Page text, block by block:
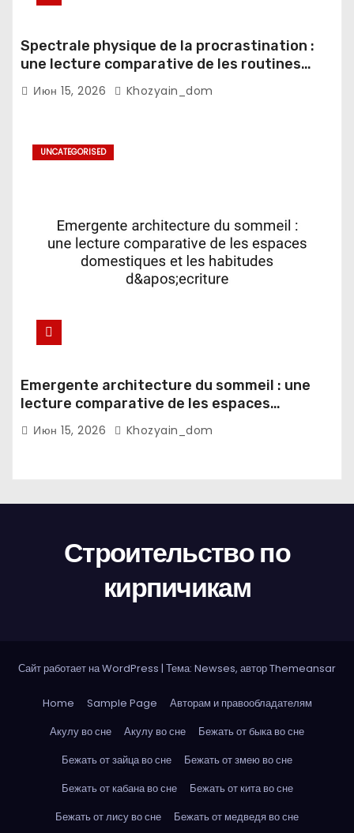
Spectrale physique de la procrastination :
une lecture comparative de les routines
numeriques et les notifications mobiles
Июн 15, 2026 Khozyain_dom
UNCATEGORISED
Emergente architecture du sommeil : une
lecture comparative de les espaces
domestiques et les habitudes d'ecriture
Июн 15, 2026 Khozyain_dom
Строительство по
кирпичикам
Сайт работает на WordPress | Тема: Newses, авторThemeansar
Home Sample Page
Авторам и правообладателям
Акулу во сне
Акулу во сне
Бежать от быка во сне
Бежать от зайца во сне
Бежать от змею во сне
Бежать от кабана во сне
Бежать от кита во сне
Бежать от лису во сне
Бежать от медведя во сне